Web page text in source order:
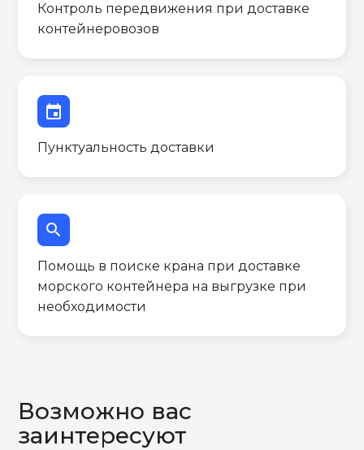
Контроль передвижения при доставке
контейнеровозов
event
Пунктуальность доставки
search
Помощь в поиске крана при доставке
морского контейнера на выгрузке при
необходимости
Возможно вас
заинтересуют